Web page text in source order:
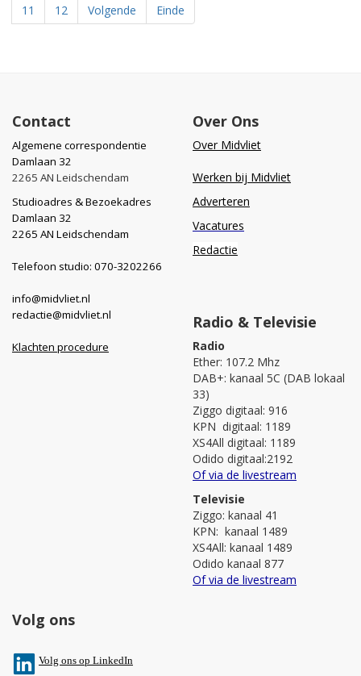
11
12 Volgende Einde
Contact
Algemene correspondentie
Damlaan 32
2265 AN Leidschendam
Studioadres & Bezoekadres
Damlaan 32
2265 AN Leidschendam
Telefoon studio: 070-3202266
info@midvliet.nl
redactie@midvliet.nl
Klachten procedure
Over Ons
Over Midvliet
Werken bij Midvliet
Adverteren
Vacatures
Redactie
Radio & Televisie
Radio
Ether: 107.2 Mhz
DAB+: kanaal 5C (DAB lokaal
33)
Ziggo digitaal: 916
KPN digitaal: 1189
XS4All digitaal: 1189
Odido digitaal:2192
Of via de livestream
Televisie
Ziggo: kanaal 41
KPN: kanaal 1489
XS4All: kanaal 1489
Odido kanaal 877
Of via de livestream
Volg ons
Volg ons op LinkedIn